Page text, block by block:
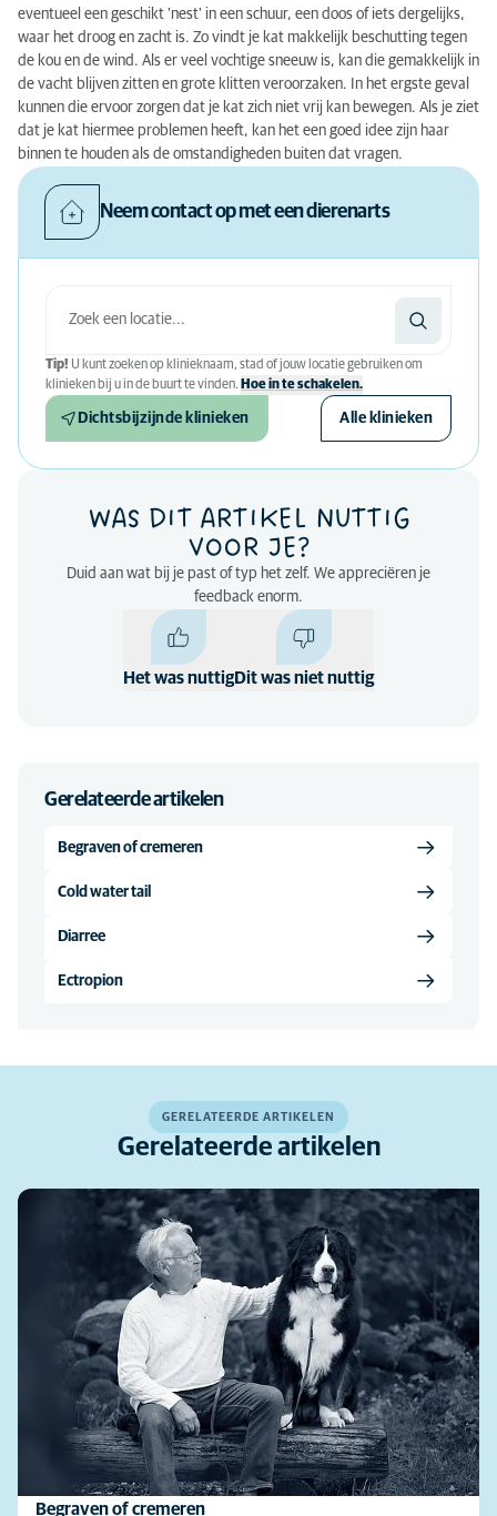
eventueel een geschikt 'nest' in een schuur, een doos of iets dergelijks,
waar het droog en zacht is. Zo vindt je kat makkelijk beschutting tegen
de kou en de wind. Als er veel vochtige sneeuw is, kan die gemakkelijk in
de vacht blijven zitten en grote klitten veroorzaken. In het ergste geval
kunnen die ervoor zorgen dat je kat zich niet vrij kan bewegen. Als je ziet
dat je kat hiermee problemen heeft, kan het een goed idee zijn haar
binnen te houden als de omstandigheden buiten dat vragen.
Neem contact op met een dierenarts
Tip! U kunt zoeken op klinieknaam, stad of jouw locatie gebruiken om
klinieken bij u in de buurt te vinden. Hoe in te schakelen.
Dichtsbijzijnde klinieken Alle klinieken
WAS DIT ARTIKEL NUTTIG
VOOR JE?
Duid aan wat bij je past of typ het zelf. We appreciëren je
feedback enorm.
Het was nuttigDit was niet nuttig
Gerelateerde artikelen
Begraven of cremeren
Cold water tail
Diarree
Ectropion
GERELATEERDE ARTIKELEN
Gerelateerde artikelen
Begraven of cremeren